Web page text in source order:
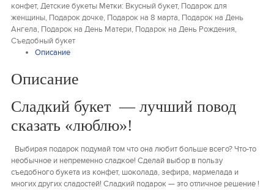
конфет,Детские букеты Метки: Вкусный букет, Подарок для
женщины, Подарок дочке, Подарок на 8 марта, Подарок на День
Ангела, Подарок на День Матери, Подарок на День Рождения,
Съедобный букет
Описание
Описание
Сладкий букет — лучший повод
сказать «люблю»!
Выбирая подарок подумай том что она любит больше всего? Что-то
необычное и непременно сладкое! Сделай выбор в пользу
съедобного букета из конфет, шоколада, зефира, мармелада и
многих других сладостей! Сладкий подарок — это отличное решение !